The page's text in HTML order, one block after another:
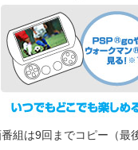
組は9回までコピー（